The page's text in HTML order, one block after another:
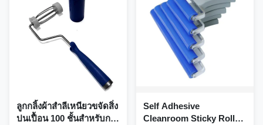
ลูกกลิ้งผ้าสำลีเหนียวขจัดสิ่ง
ปนเปื้อน 100 ชั้นสำหรับการ
Self Adhesive
Cleanroom Sticky Roller